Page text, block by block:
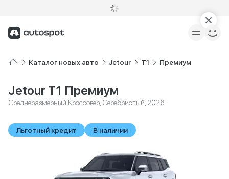
Каталог новых авто Jetour T1 Премиум
Jetour T1 Премиум
Среднеразмерный Кроссовер, Серебристый, 2026
Льготный кредит В наличии